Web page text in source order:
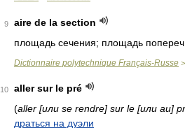
9
aire de la section
площадь сечения; площадь
Dictionnaire polytechnique Français-Russe >
10
aller sur le pré
(aller [или se rendre] sur le [или au]
драться на дуэли